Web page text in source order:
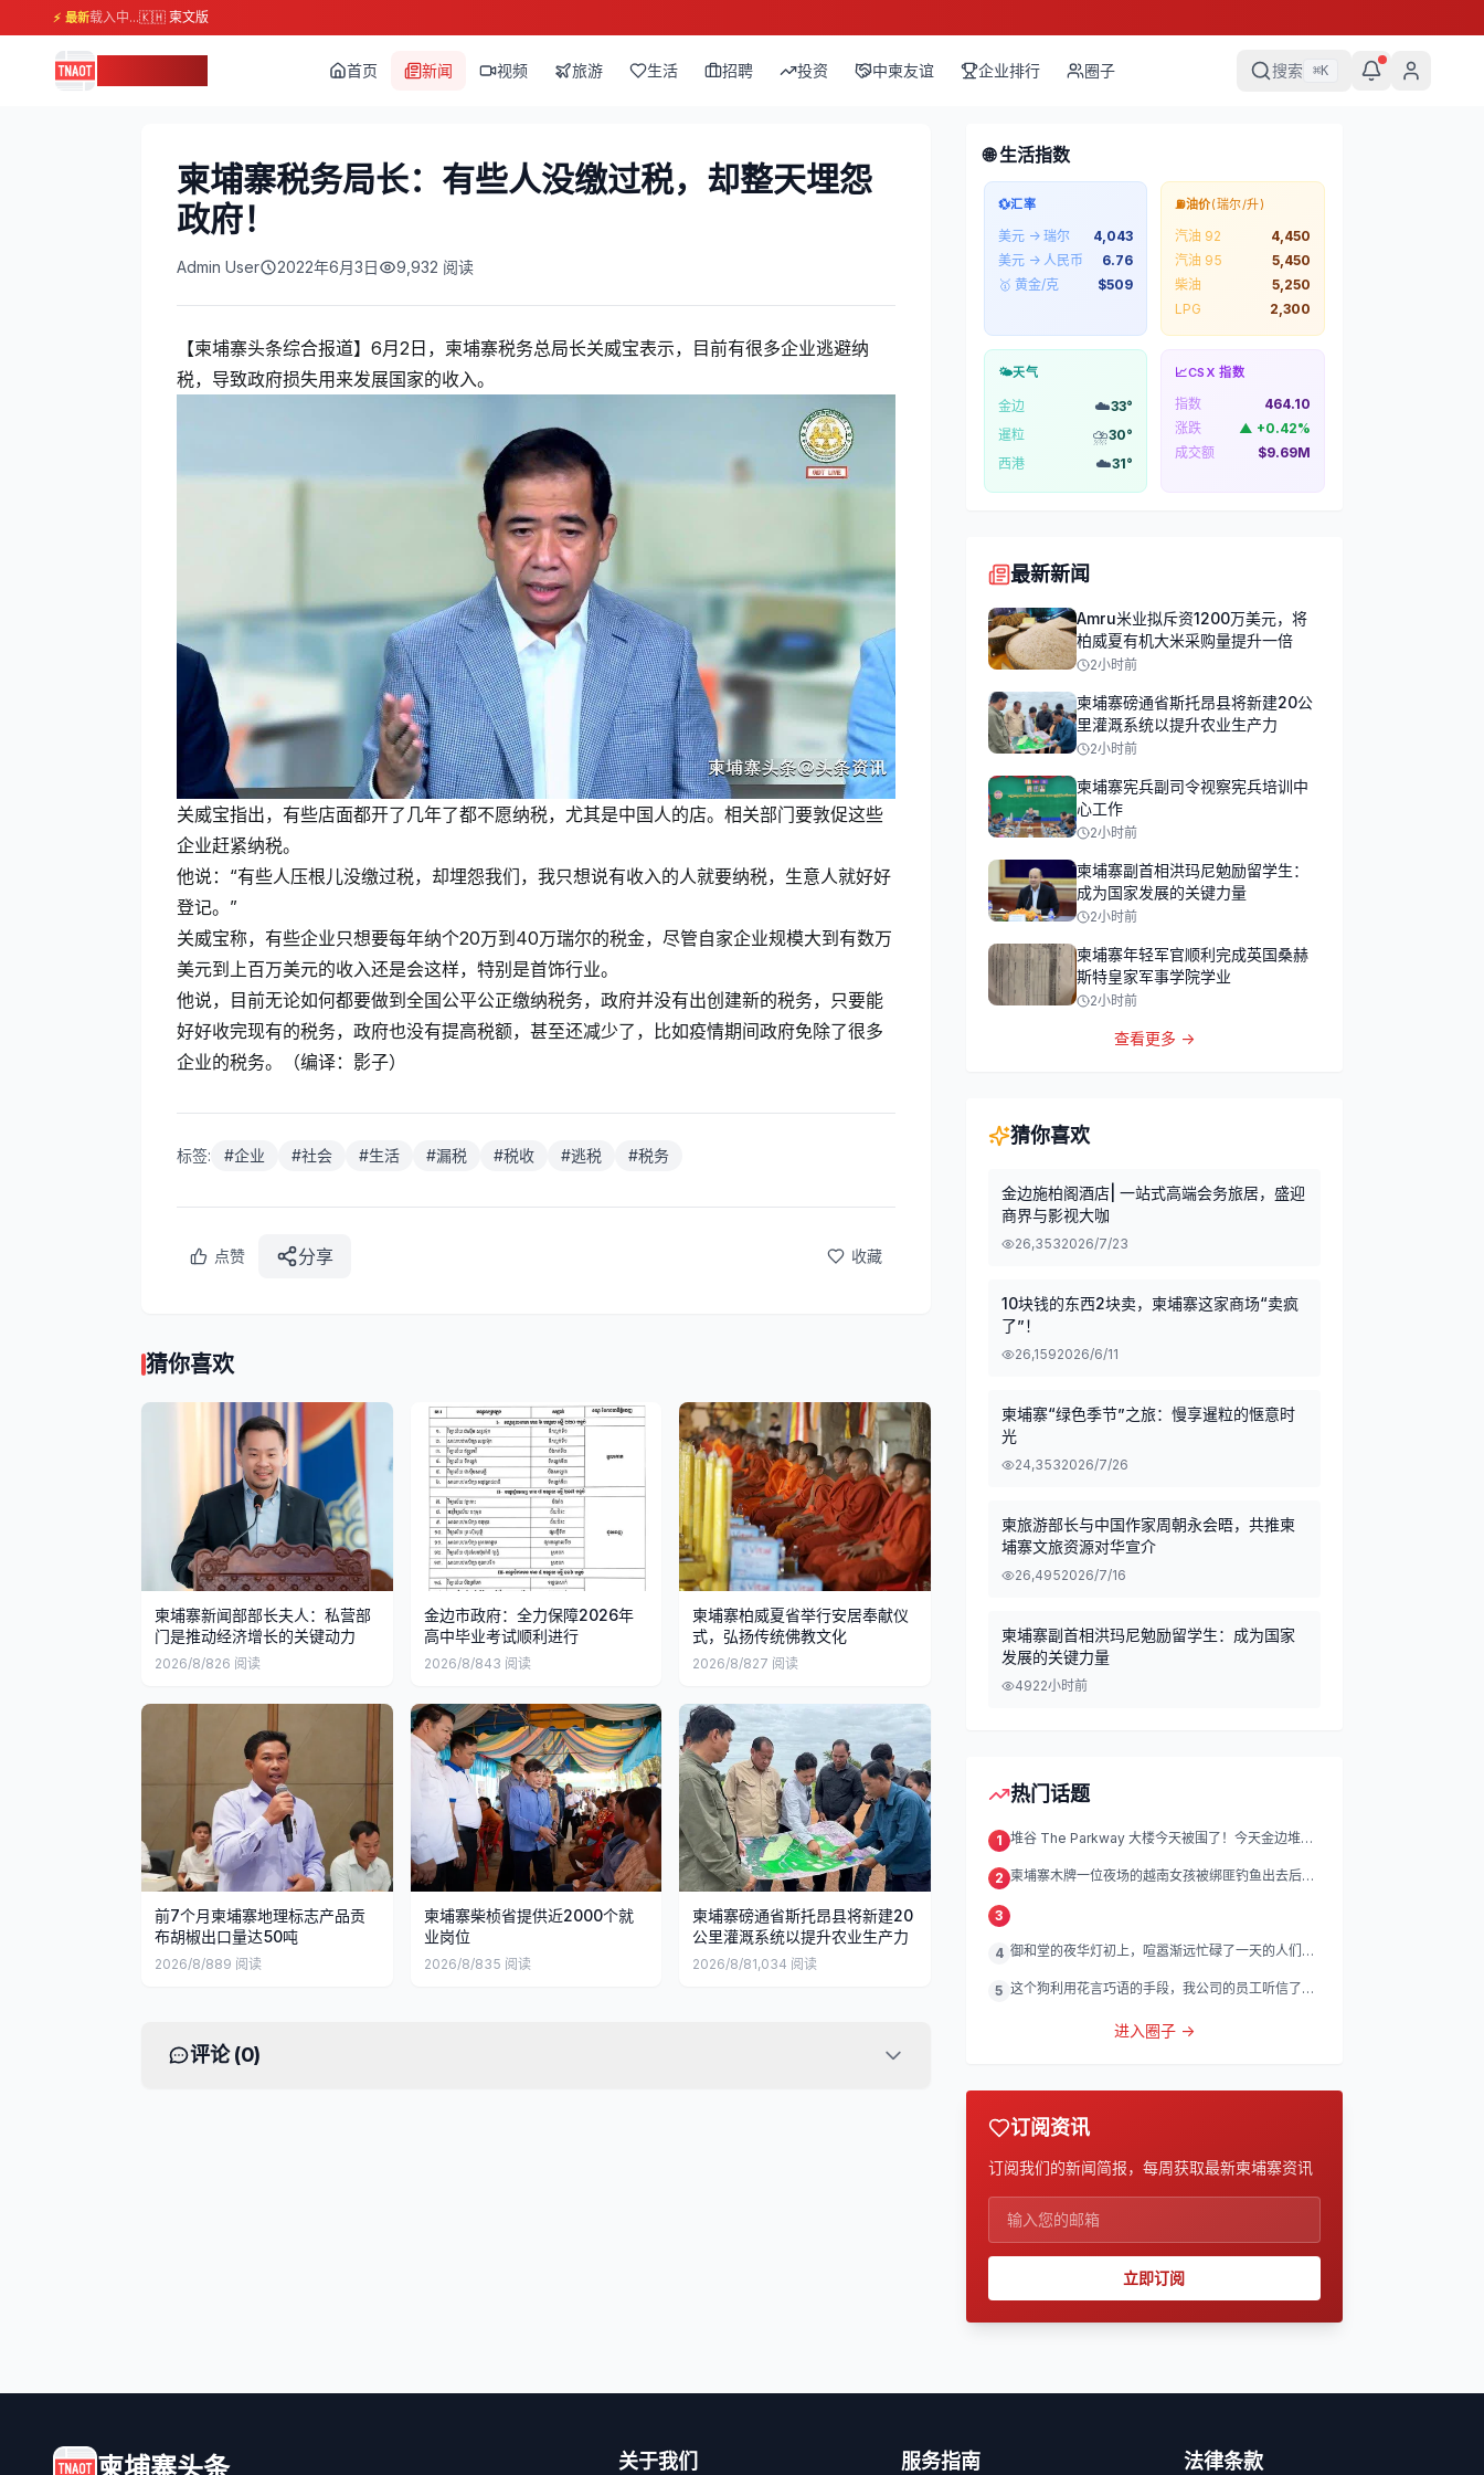
⚡ 最新载入中...🇰🇭 柬文版
首页 新闻 视频 旅游 生活 招聘 投资 中柬友谊 企业排行 圈子 搜索 ⌘K
柬埔寨税务局长：有些人没缴过税，却整天埋怨
政府！
Admin User 2022年6月3日 9,932 阅读
【柬埔寨头条综合报道】6月2日，柬埔寨税务总局长关威宝表示，目前有很多企业逃避纳
税，导致政府损失用来发展国家的收入。
关威宝指出，有些店面都开了几年了都不愿纳税，尤其是中国人的店。相关部门要敦促这些
企业赶紧纳税。
他说：“有些人压根儿没缴过税，却埋怨我们，我只想说有收入的人就要纳税，生意人就好好
登记。”
关威宝称，有些企业只想要每年纳个20万到40万瑞尔的税金，尽管自家企业规模大到有数万
美元到上百万美元的收入还是会这样，特别是首饰行业。
他说，目前无论如何都要做到全国公平公正缴纳税务，政府并没有出创建新的税务，只要能
好好收完现有的税务，政府也没有提高税额，甚至还减少了，比如疫情期间政府免除了很多
企业的税务。（编译：影子）
标签: #企业 #社会 #生活 #漏税 #税收 #逃税 #税务
点赞 分享 收藏
猜你喜欢
柬埔寨新闻部部长夫人：私营部
门是推动经济增长的关键动力
2026/8/826 阅读
金边市政府：全力保障2026年
高中毕业考试顺利进行
2026/8/843 阅读
柬埔寨柏威夏省举行安居奉献仪
式，弘扬传统佛教文化
2026/8/827 阅读
前7个月柬埔寨地理标志产品贡
布胡椒出口量达50吨
2026/8/889 阅读
柬埔寨柴桢省提供近2000个就
业岗位
2026/8/835 阅读
柬埔寨磅通省斯托昂县将新建20
公里灌溉系统以提升农业生产力
2026/8/81,034 阅读
评论 (0)
🌐 生活指数
💱汇率
美元 → 瑞尔
4,043
美元 → 人民币
6.76
🥇 黄金/克
$509
⛽油价(瑞尔/升)
汽油 92
4,450
汽油 95
5,450
柴油
5,250
LPG
2,300
🌤️天气
金边 ☁️33°
暹粒
⛈️30°
西港
☁️31°
📈CSX 指数
指数
464.10
涨跌
▲ +0.42%
成交额
$9.69M
最新新闻
Amru米业拟斥资1200万美元，将
柏威夏有机大米采购量提升一倍
2小时前
柬埔寨磅通省斯托昂县将新建20公
里灌溉系统以提升农业生产力
2小时前
柬埔寨宪兵副司令视察宪兵培训中
心工作
2小时前
柬埔寨副首相洪玛尼勉励留学生：
成为国家发展的关键力量
2小时前
柬埔寨年轻军官顺利完成英国桑赫
斯特皇家军事学院学业
2小时前
查看更多 →
猜你喜欢
金边施柏阁酒店| 一站式高端会务旅居，盛迎
商界与影视大咖
26,3532026/7/23
10块钱的东西2块卖，柬埔寨这家商场“卖疯
了”！
26,1592026/6/11
柬埔寨“绿色季节”之旅：慢享暹粒的惬意时
光
24,3532026/7/26
柬旅游部长与中国作家周朝永会晤，共推柬
埔寨文旅资源对华宣介
26,4952026/7/16
柬埔寨副首相洪玛尼勉励留学生：成为国家
发展的关键力量
4922小时前
热门话题
1 堆谷 The Parkway 大楼今天被围了！今天金边堆谷
2 柬埔寨木牌一位夜场的越南女孩被绑匪钓鱼出去后遭
3
4 御和堂的夜华灯初上，喧嚣渐远忙碌了一天的人们渐
5 这个狗利用花言巧语的手段，我公司的员工听信了他
进入圈子 →
订阅资讯
订阅我们的新闻简报，每周获取最新柬埔寨资讯
立即订阅
柬埔寨头条 关于我们 服务指南 法律条款